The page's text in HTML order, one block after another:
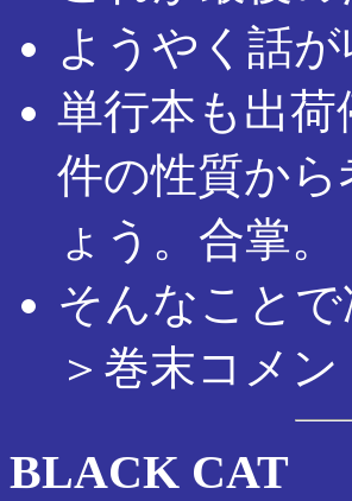
ようやく話
単行本も出
件の性質か
ょう。合掌。
そんなこと
＞巻末コメン
BLACK CAT